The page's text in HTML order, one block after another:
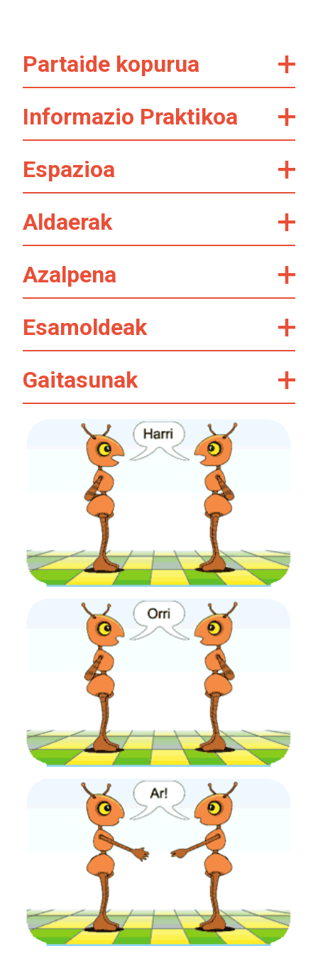
Partaide kopurua
Informazio Praktikoa
Espazioa
Aldaerak
Azalpena
Esamoldeak
Gaitasunak